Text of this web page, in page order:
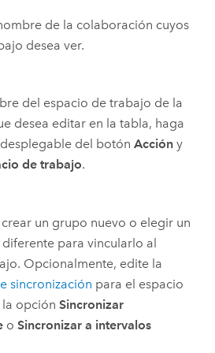
de la colaboración cuyos
desea ver.
del espacio de trabajo de la
desea editar en la tabla, haga
del botón Accióny
de trabajo.
un grupo nuevo o elegir un
para vincularlo al
Opcionalmente, edite la
sincronización para el espacio
opción Sincronizar
o Sincronizar a intervalos